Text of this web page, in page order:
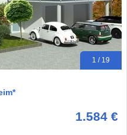
1 / 19
1.584 €